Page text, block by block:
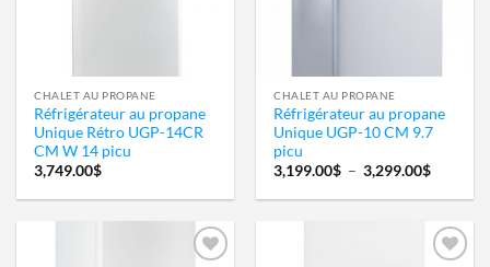
CHALET AU PROPANE
Réfrigérateur au propane
Unique Rétro UGP-14CR
CM W 14 picu
3,749.00$
CHALET AU PROPANE
Réfrigérateur au propane
Unique UGP-10 CM 9.7
picu
3,199.00$ – 3,299.00$Plage
prix :